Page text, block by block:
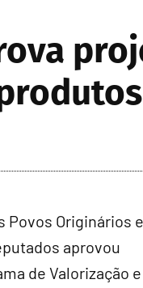
Povos Originários e
aprovou
de Valorização e